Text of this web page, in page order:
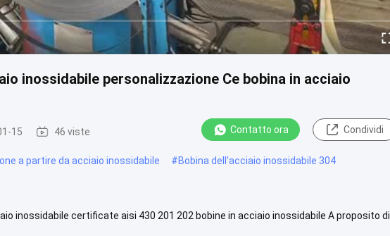
inossidabile personalizzazione Ce bobina in acciaio
15 46 viste Contatto ora Condividi
a partire da acciaio inossidabile #Bobina dell'acciaio inossidabile 304
inossidabile certificate aisi 430 201 202 bobine in acciaio inossidabile A proposito di